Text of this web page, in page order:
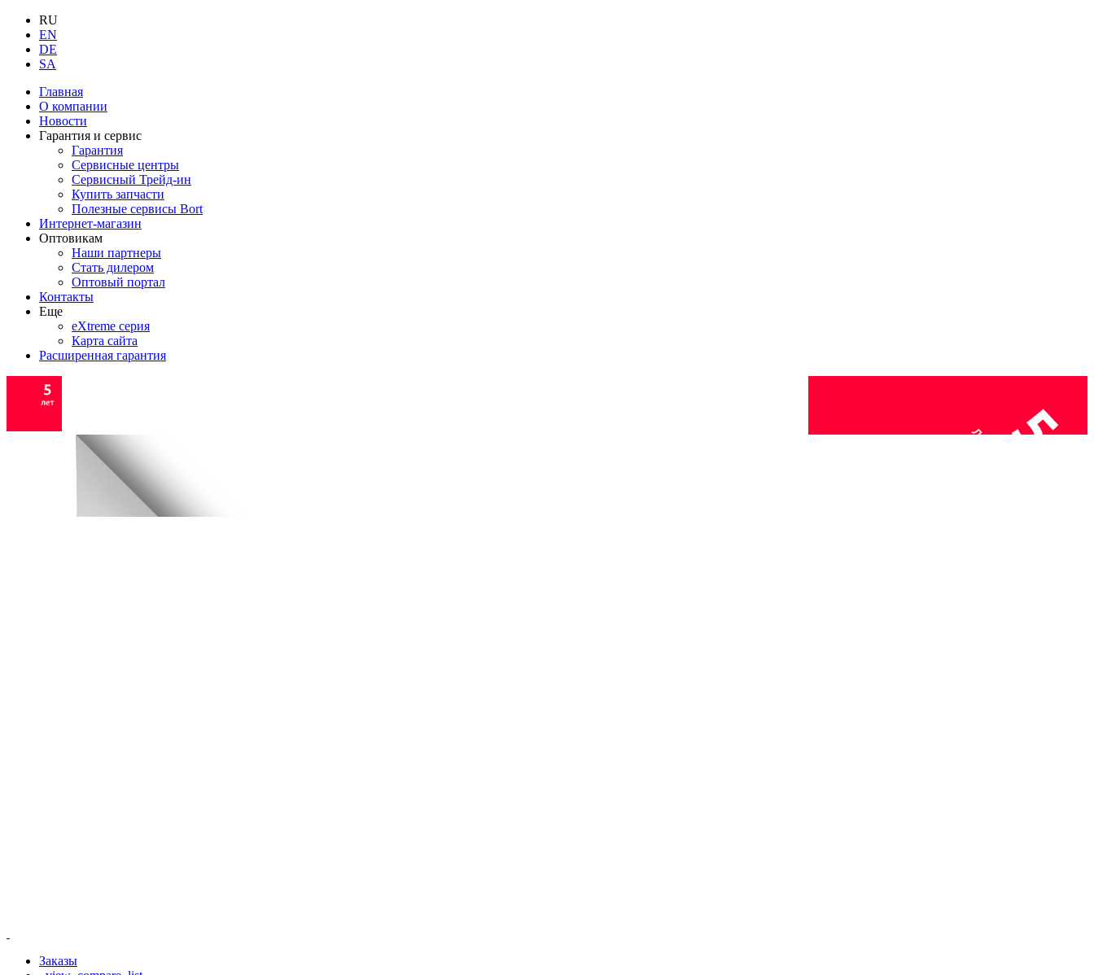
RU
EN
DE
SA
Главная
О компании
Новости
Гарантия и сервис
Гарантия
Сервисные центры
Сервисный Трейд-ин
Купить запчасти
Полезные сервисы Bort
Интернет-магазин
Оптовикам
Наши партнеры
Стать дилером
Оптовый портал
Контакты
Еще
eXtreme серия
Карта сайта
Расширенная гарантия
Заказы